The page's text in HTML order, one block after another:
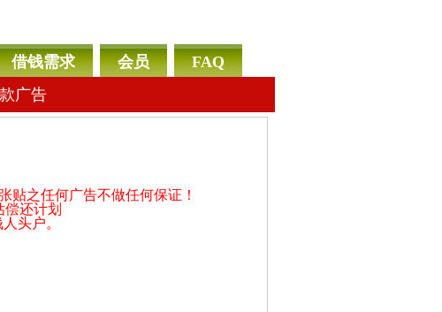
借钱需求 会员
FAQ
广告
贴之任何广告不做任何保证！
还计划
头户。